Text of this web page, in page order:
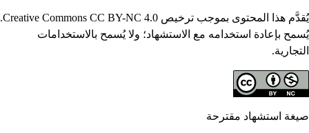
يُقدَّم هذا المحتوى بموجب ترخيص Creative Commons CC BY-NC 4.0.
يُسمح بإعادة استخدامه مع الاستشهاد؛ ولا يُسمح بالاستخدامات
التجارية.
صيغة استشهاد مقترحة